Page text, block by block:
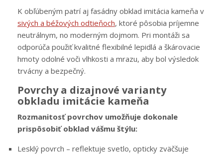
K obľúbeným patrí aj fasádny obklad imitácia kameňa v
sivých a béžových odtieňoch, ktoré pôsobia príjemne
neutrálnym, no moderným dojmom. Pri montáži sa
odporúča použiť kvalitné flexibilné lepidlá a škárovacie
hmoty odolné voči vlhkosti a mrazu, aby bol výsledok
trvácny a bezpečný.
Povrchy a dizajnové varianty
obkladu imitácie kameňa
Rozmanitosť povrchov umožňuje dokonale
prispôsobiť obklad vášmu štýlu:
Lesklý povrch – reflektuje svetlo, opticky zväčšuje